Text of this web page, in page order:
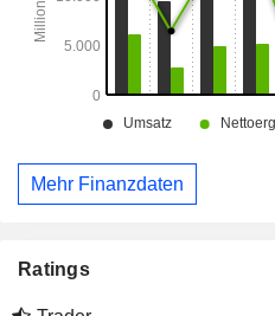
Mehr Finanzdaten
Ratings